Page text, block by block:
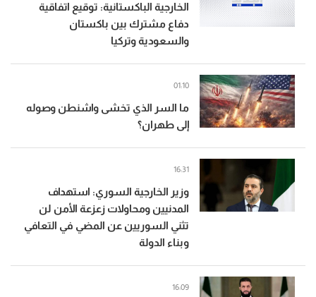
الخارجية الباكستانية: توقيع اتفاقية
دفاع مشترك بين باكستان
والسعودية وتركيا
ما السر الذي تخشى واشنطن وصوله
إلى طهران؟
01:10
وزير الخارجية السوري: استهداف
المدنيين ومحاولات زعزعة الأمن لن
تثني السوريين عن المضي في التعافي
وبناء الدولة
16:31
16:09